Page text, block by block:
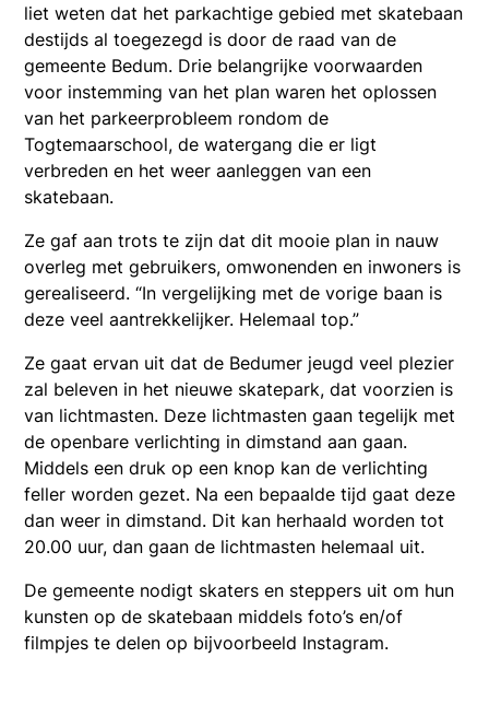
liet weten dat het parkachtige gebied met skatebaan
destijds al toegezegd is door de raad van de
gemeente Bedum. Drie belangrijke voorwaarden
voor instemming van het plan waren het oplossen
van het parkeerprobleem rondom de
Togtemaarschool, de watergang die er ligt
verbreden en het weer aanleggen van een
skatebaan.
Ze gaf aan trots te zijn dat dit mooie plan in nauw
overleg met gebruikers, omwonenden en inwoners is
gerealiseerd. “In vergelijking met de vorige baan is
deze veel aantrekkelijker. Helemaal top.”
Ze gaat ervan uit dat de Bedumer jeugd veel plezier
zal beleven in het nieuwe skatepark, dat voorzien is
van lichtmasten. Deze lichtmasten gaan tegelijk met
de openbare verlichting in dimstand aan gaan.
Middels een druk op een knop kan de verlichting
feller worden gezet. Na een bepaalde tijd gaat deze
dan weer in dimstand. Dit kan herhaald worden tot
20.00 uur, dan gaan de lichtmasten helemaal uit.
De gemeente nodigt skaters en steppers uit om hun
kunsten op de skatebaan middels foto’s en/of
filmpjes te delen op bijvoorbeeld Instagram.